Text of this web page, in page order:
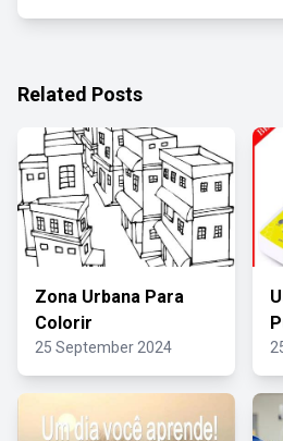
Related Posts
Zona Urbana Para
Colorir
25 September 2024